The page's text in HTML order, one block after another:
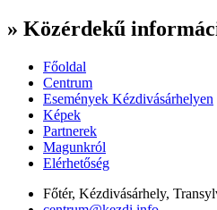
» Közérdekű
Főoldal
Centrum
Események Kézdivásárhelyen
Képek
Partnerek
Magunkról
Elérhetőség
Főtér, Kézdivásárhely,